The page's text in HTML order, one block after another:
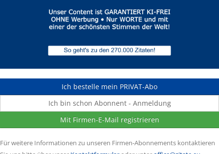
Ich bestelle mein PRIVAT-Abo
Ich bin schon Abonnent - Anmeldung
Mit Firmen-E-Mail registrieren
Für weitere Informationen zu unseren Firmen-Abonnements kontaktieren